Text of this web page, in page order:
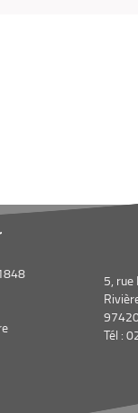
5, rue
Tél :